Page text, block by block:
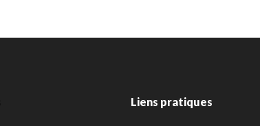
Liens pratiques